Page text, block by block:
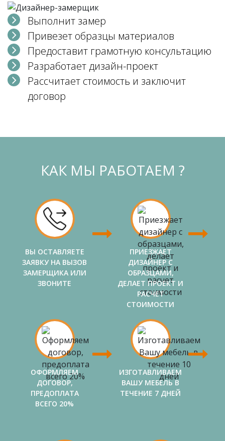
Выполнит замер
Привезет образцы материалов
Предоставит грамотную консультацию
Разработает дизайн-проект
Рассчитает стоимость и заключит
договор
КАК МЫ РАБОТАЕМ ?
ВЫ ОСТАВЛЯЕТЕ
ЗАЯВКУ НА ВЫЗОВ
ЗАМЕРЩИКА ИЛИ
ЗВОНИТЕ
ПРИЕЗЖАЕТ
ДИЗАЙНЕР С
ОБРАЗЦАМИ,
ДЕЛАЕТ ПРОЕКТ И
РАСЧЕТ
СТОИМОСТИ
ОФОРМЛЯЕМ
ДОГОВОР,
ПРЕДОПЛАТА
ВСЕГО 20%
ИЗГОТАВЛИВАЕМ
ВАШУ МЕБЕЛЬ В
ТЕЧЕНИЕ 7 ДНЕЙ